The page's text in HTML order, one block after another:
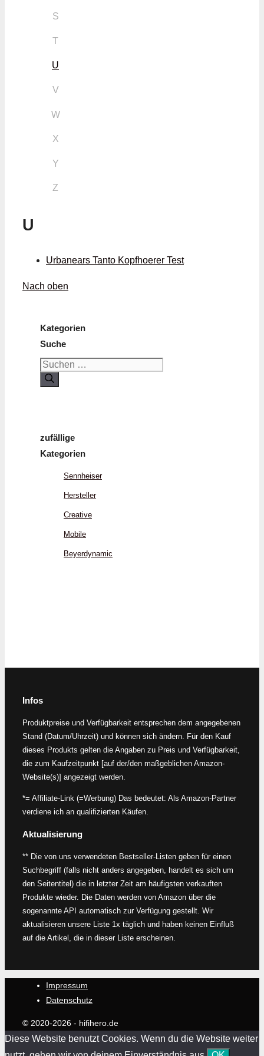
S
T
U
V
W
X
Y
Z
U
Urbanears Tanto Kopfhoerer Test
Nach oben
Kategorien
Suche
Suchen
nach:
zufällige
Kategorien
Sennheiser
Hersteller
Creative
Mobile
Beyerdynamic
Infos
Produktpreise und Verfügbarkeit entsprechen dem angegebenen
Stand (Datum/Uhrzeit) und können sich ändern. Für den Kauf
dieses Produkts gelten die Angaben zu Preis und Verfügbarkeit,
die zum Kaufzeitpunkt [auf der/den maßgeblichen Amazon-
Website(s)] angezeigt werden.
*= Affiliate-Link (=Werbung) Das bedeutet: Als Amazon-Partner
verdiene ich an qualifizierten Käufen.
Aktualisierung
** Die von uns verwendeten Bestseller-Listen geben für einen
Suchbegriff (falls nicht anders angegeben, handelt es sich um
den Seitentitel) die in letzter Zeit am häufigsten verkauften
Produkte wieder. Die Daten werden von Amazon über die
sogenannte API automatisch zur Verfügung gestellt. Wir
aktualisieren unsere Liste 1x täglich und haben keinen Einfluß
auf die Artikel, die in dieser Liste erscheinen.
Impressum
Datenschutz
© 2020-2026 - hifihero.de
Diese Website benutzt Cookies. Wenn du die Website weiter